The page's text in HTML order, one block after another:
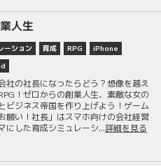
人生
ーション 育成 RPG
iPhone
社の社長になったらどう？想像を越え
！ゼロからの創業人生、素敵な女の
ビジネス帝国を作り上げよう！ゲーム
願い！社長」はスマホ向けの会社経営
にした育成シミュレーシ...詳細を見る